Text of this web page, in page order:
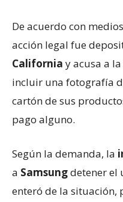
De acuerdo con medios
acción legal fue
California y acusa a
incluir una fotografía
cartón de sus
pago alguno.
Según la demanda, la
a Samsungdetener el
enteró de la situación,